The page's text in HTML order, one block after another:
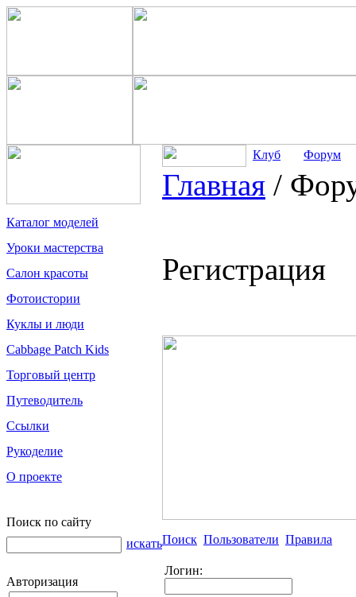
Каталог моделей
Уроки мастерства
Салон красоты
Фотоистории
Куклы и люди
Cabbage Patch Kids
Торговый центр
Путеводитель
Ссылки
Рукоделие
О проекте
Поиск по сайту
искать
Авторизация
Клуб Форум
Главная /
Регистрация
Поиск Пользователи Правила
Логин: